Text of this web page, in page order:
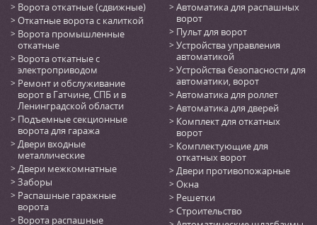
Ворота откатные (сдвижные)
Откатные ворота с калиткой
Ворота промышленные
откатные
Ворота откатные с
электроприводом
Ремонт и обслуживание
ворот в Гатчине, СПБ и в
Ленинградской области
Подъемные секционные
ворота для гаража
Двери входные
металлические
Двери межкомнатные
Заборы
Распашные гаражные
ворота
Ворота распашные
Автоматика для распашных
ворот
Пульт для ворот
Устройства управления
автоматикой
Устройства безопасности для
автоматики, ворот
Автоматика для роллет
Автоматика для дверей
Комплект для откатных
ворот
Комплектующие для
откатных ворот
Двери противопожарные
Окна
Решетки
Строительство